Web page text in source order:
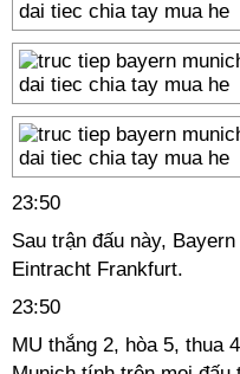
23:50
Sau trận đấu này,
Eintracht Frankfurt.
23:50
MU thắng 2, hòa 5, thua